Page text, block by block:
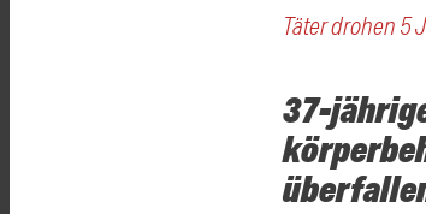
Täter drohen 5
37-